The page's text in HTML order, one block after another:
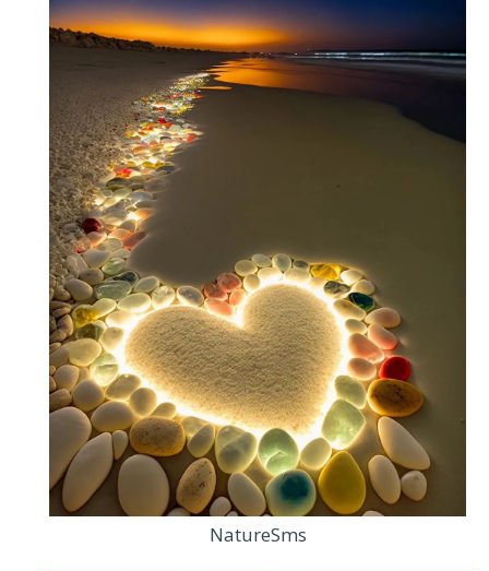
NatureSms